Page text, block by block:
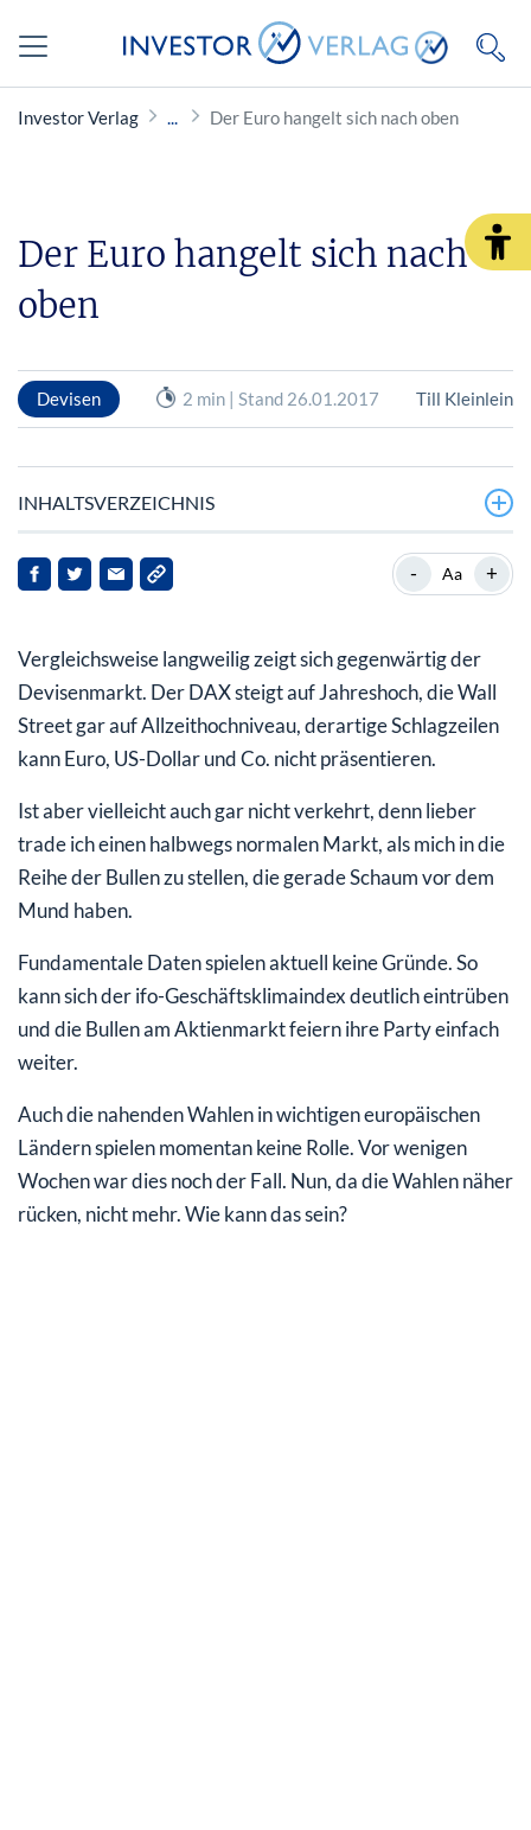
Investor Verlag Der Euro hangelt sich nach oben
Der Euro hangelt sich nach
oben
Devisen 2 min | Stand 26.01.2017 Till Kleinlein
INHALTSVERZEICHNIS
Vernebelter Blick der Anleger
- Aa +
Vergleichsweise langweilig zeigt sich gegenwärtig der
Devisenmarkt. Der DAX steigt auf Jahreshoch, die Wall
Street gar auf Allzeithochniveau, derartige Schlagzeilen
kann Euro, US-Dollar und Co. nicht präsentieren.
Ist aber vielleicht auch gar nicht verkehrt, denn lieber
trade ich einen halbwegs normalen Markt, als mich in die
Reihe der Bullen zu stellen, die gerade Schaum vor dem
Mund haben.
Fundamentale Daten spielen aktuell keine Gründe. So
kann sich der ifo-Geschäftsklimaindex deutlich eintrüben
und die Bullen am Aktienmarkt feiern ihre Party einfach
weiter.
Auch die nahenden Wahlen in wichtigen europäischen
Ländern spielen momentan keine Rolle. Vor wenigen
Wochen war dies noch der Fall. Nun, da die Wahlen näher
rücken, nicht mehr. Wie kann das sein?